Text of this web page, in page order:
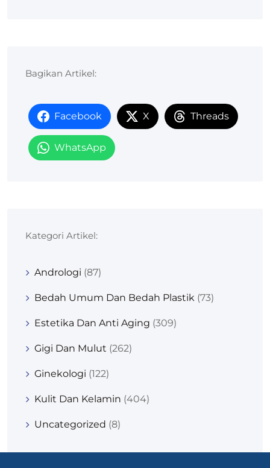
Bagikan Artikel:
Facebook X Threads
WhatsApp
Kategori Artikel:
Andrologi (87)
Bedah Umum Dan Bedah Plastik (73)
Estetika Dan Anti Aging (309)
Gigi Dan Mulut (262)
Ginekologi (122)
Kulit Dan Kelamin (404)
Uncategorized (8)